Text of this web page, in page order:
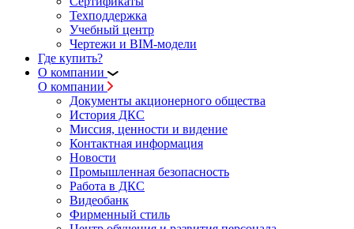
Техподдержка
Учебный центр
Чертежи и BIM-модели
Где купить?
О компании
О компании
Документы акционерного общества
История ДКС
Миссия, ценности и видение
Контактная информация
Новости
Промышленная безопасность
Работа в ДКС
Видеобанк
Фирменный стиль